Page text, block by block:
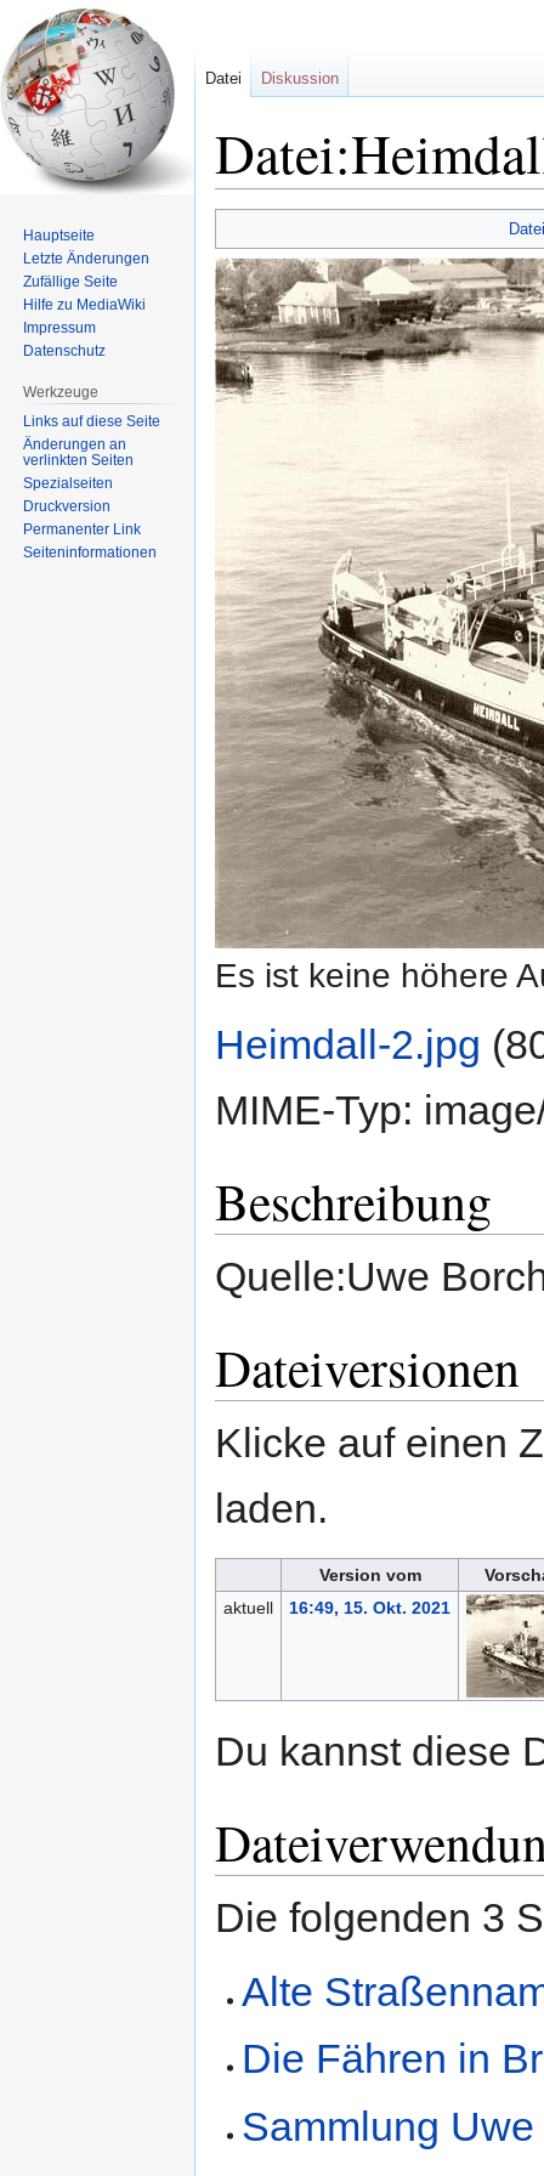
Navigation
springen
Suche
springen
Es ist keine höhere
Heimdall-2.jpg
MIME-Typ:
Beschreibung
Quelle:Uwe
Dateiversionen
Klicke auf einen
laden.
Version vom
aktuell
16:49, 15. Okt. 2021
Du kannst diese
Die folgenden 3
Alte
Die Fähren in
Sammlung
Datei Diskussion
Hauptseite
Letzte Änderungen
Zufällige Seite
Hilfe zu MediaWiki
Impressum
Datenschutz
Werkzeuge
Links auf diese Seite
Änderungen an
verlinkten Seiten
Spezialseiten
Druckversion
Permanenter Link
Seiten­informationen